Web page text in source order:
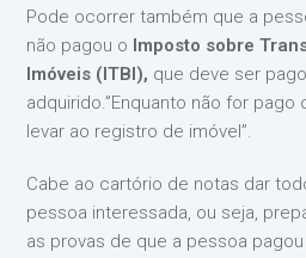
Pode ocorrer também que a
não pagou o Imposto sobre
Imóveis (ITBI), que deve ser
adquirido.”Enquanto não for
levar ao registro de imóvel”.
Cabe ao cartório de notas dar
pessoa interessada, ou seja,
as provas de que a pessoa